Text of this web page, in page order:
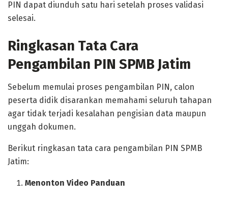
PIN dapat diunduh satu hari setelah proses validasi
selesai.
Ringkasan Tata Cara
Pengambilan PIN SPMB Jatim
Sebelum memulai proses pengambilan PIN, calon
peserta didik disarankan memahami seluruh tahapan
agar tidak terjadi kesalahan pengisian data maupun
unggah dokumen.
Berikut ringkasan tata cara pengambilan PIN SPMB
Jatim:
Menonton Video Panduan